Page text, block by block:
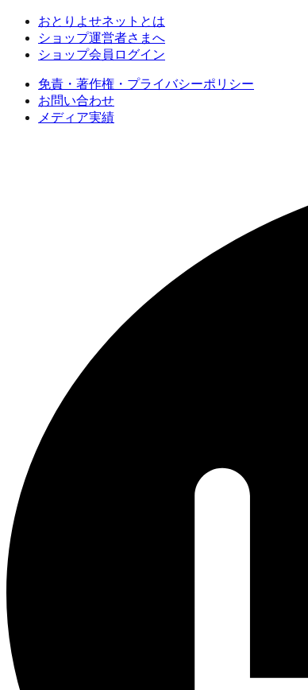
おとりよせネットとは
ショップ運営者さまへ
ショップ会員ログイン
免責・著作権・プライバシーポリシー
お問い合わせ
メディア実績